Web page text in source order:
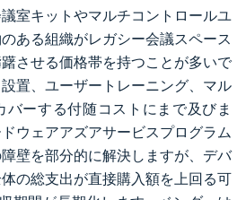
室キットやマルチコントロールユ
ある組織がレガシー会議スペース
させる価格帯を持つことが多いで
置、ユーザートレーニング、マル
ーする付随コストにまで及びま
ウェアアズアサービスプログラム
壁を部分的に解決しますが、デバ
の総支出が直接購入額を上回る可